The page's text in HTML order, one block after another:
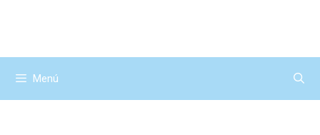
Menú